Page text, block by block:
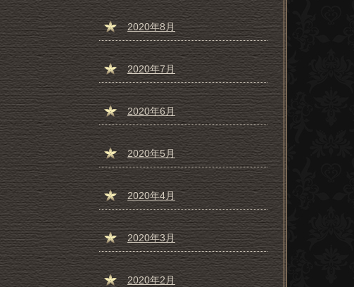
2020年8月
2020年7月
2020年6月
2020年5月
2020年4月
2020年3月
2020年2月